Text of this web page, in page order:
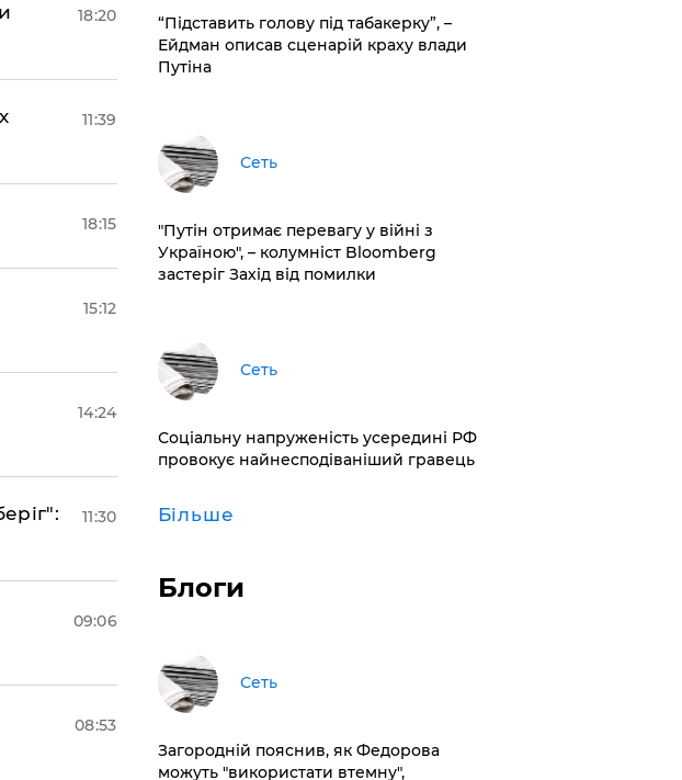
18:20
11:39
18:15
15:12
14:24
11:30
09:06
08:53
​“Підставить голову під табакерку”, –
Ейдман описав сценарій краху влади
Путіна
Сеть
"Путін отримає перевагу у війні з
Україною", – колумніст Bloomberg
застеріг Захід від помилки
Сеть
Соціальну напруженість усередині РФ
провокує найнесподіваніший гравець
Більше
Блоги
Сеть
Загородній пояснив, як Федорова
можуть "використати втемну",